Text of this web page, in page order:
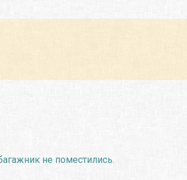
не поместились.